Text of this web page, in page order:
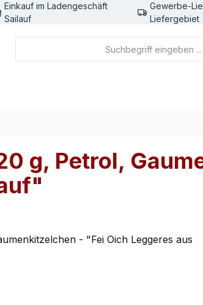
Einkauf im Ladengeschäft
Sailauf
Gewerbe-
Liefergebiet
g, Petrol,